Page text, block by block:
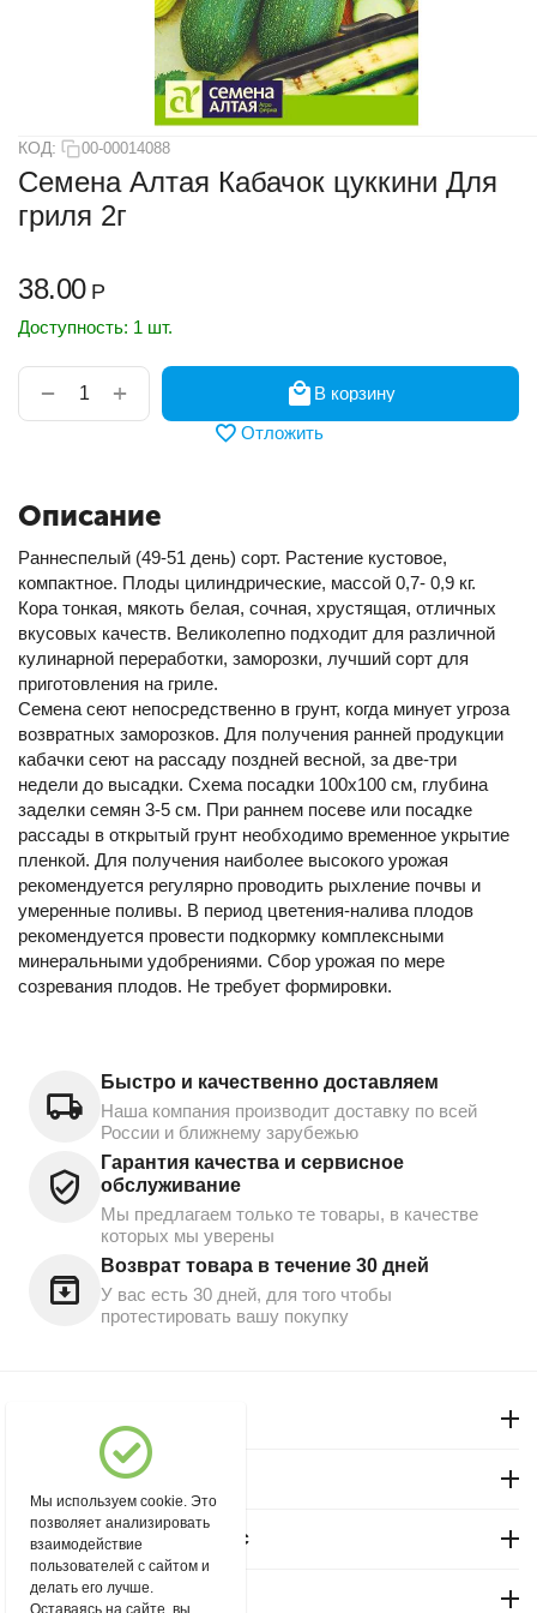
КОД: 00-00014088
Семена Алтая Кабачок цуккини Для
гриля 2г
38.00 Р
Доступность: 1 шт.
+
−
В корзину
Отложить
Описание
Раннеспелый (49-51 день) сорт. Растение кустовое,
компактное. Плоды цилиндрические, массой 0,7- 0,9 кг.
Кора тонкая, мякоть белая, сочная, хрустящая, отличных
вкусовых качеств. Великолепно подходит для различной
кулинарной переработки, заморозки, лучший сорт для
приготовления на гриле.
Семена сеют непосредственно в грунт, когда минует угроза
возвратных заморозков. Для получения ранней продукции
кабачки сеют на рассаду поздней весной, за две-три
недели до высадки. Схема посадки 100х100 см, глубина
заделки семян 3-5 см. При раннем посеве или посадке
рассады в открытый грунт необходимо временное укрытие
пленкой. Для получения наиболее высокого урожая
рекомендуется регулярно проводить рыхление почвы и
умеренные поливы. В период цветения-налива плодов
рекомендуется провести подкормку комплексными
минеральными удобрениями. Сбор урожая по мере
созревания плодов. Не требует формировки.
Быстро и качественно доставляем
Наша компания производит доставку по всей
России и ближнему зарубежью
Гарантия качества и сервисное
обслуживание
Мы предлагаем только те товары, в качестве
которых мы уверены
Возврат товара в течение 30 дней
У вас есть 30 дней, для того чтобы
протестировать вашу покупку
Магазин "Северный"
Покупательский сервис
Контакты
Мы используем cookie. Это
позволяет анализировать
взаимодействие
пользователей с сайтом и
делать его лучше.
Оставаясь на сайте, вы